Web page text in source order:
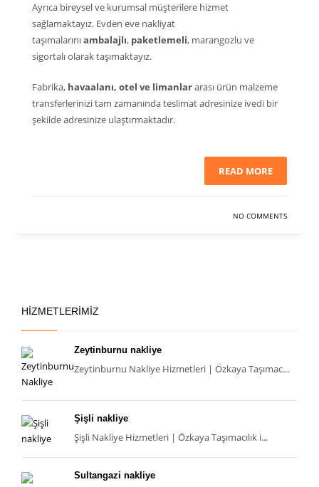
Ayrıca bireysel ve kurumsal müşterilere hizmet
sağlamaktayız. Evden eve nakliyat
taşımalarınıambalajlı, paketlemeli, marangozlu ve
sigortalı olarak taşımaktayız.
Fabrika, havaalanı, otel ve limanlararası ürün malzeme
transferlerinizi tam zamanında teslimat adresinize ivedi bir
şekilde adresinize ulaştırmaktadır.
READ MORE
NO COMMENTS
HIZMETLERIMIZ
Zeytinburnu nakliye
Zeytinburnu Nakliye Hizmetleri | Özkaya Taşımac...
Şişli nakliye
Şişli Nakliye Hizmetleri | Özkaya Taşımacılık i...
Sultangazi nakliye